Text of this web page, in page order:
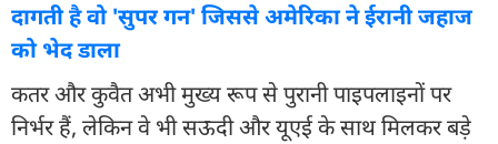
दागती है वो 'सुपर गन' जिससे अमेरिका ने ईरानी जहाज
को भेद डाला
कतर और कुवैत अभी मुख्य रूप से पुरानी पाइपलाइनों पर
निर्भर हैं, लेकिन वे भी सऊदी और यूएई के साथ मिलकर बड़े